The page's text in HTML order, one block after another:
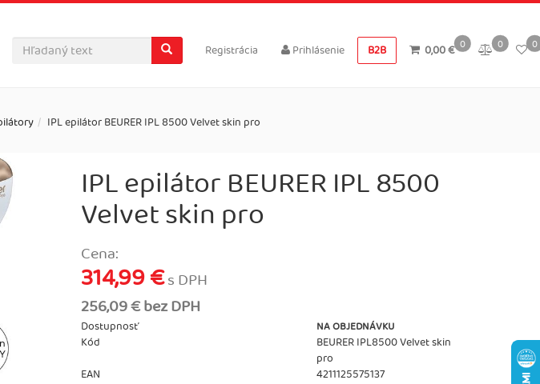
0
0,00 € 0 0
B2B
Registrácia Prihlásenie
IPL epilátor BEURER IPL 8500 Velvet skin pro
IPL epilátor BEURER IPL 8500
Velvet skin pro
Cena:
314,99 €s DPH
256,09 € bez DPH
Dostupnosť NA OBJEDNÁVKU
Kód
BEURER IPL8500 Velvet skin
pro
EAN
4211125575137